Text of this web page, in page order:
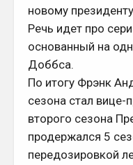
новому
Речь идет про
основанный на
Доббса.
По итогу Фрэнк
сезона стал
второго сезона
продержался 5
передозировкой